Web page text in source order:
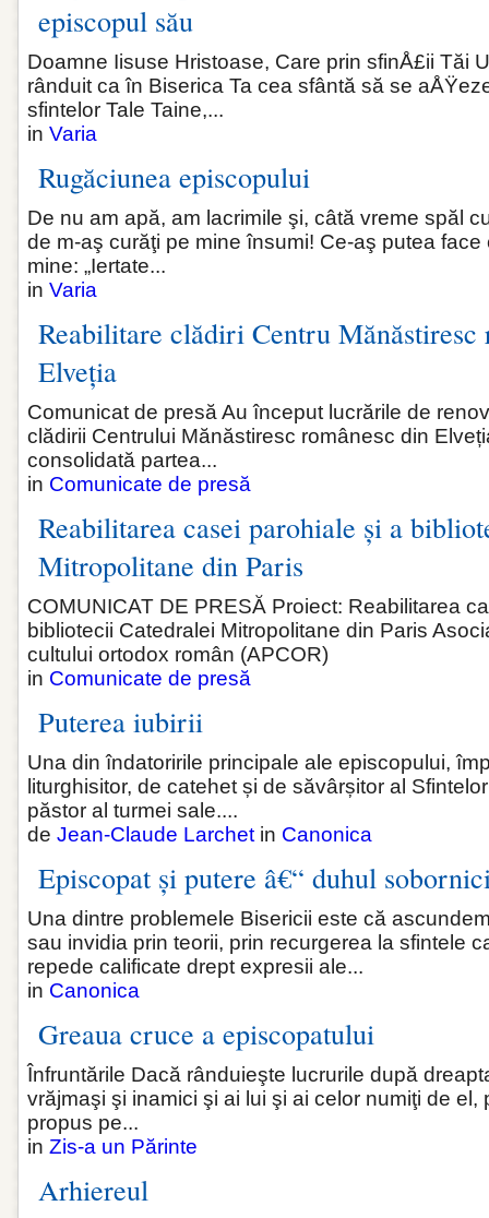
episcopul său
Doamne Iisuse Hristoase, Care prin sfinÅ£ii Tăi
rânduit ca în Biserica Ta cea sfântă să se
sfintelor Tale Taine,...
in Varia
Rugăciunea episcopului
De nu am apă, am lacrimile şi, câtă vreme spăl
de m-aş curăţi pe mine însumi! Ce‑aş putea
mine: „Iertate...
in Varia
Reabilitare clădiri Centru Mănăstiresc
Elveția
Comunicat de presă Au început lucrările de
clădirii Centrului Mănăstiresc românesc din
consolidată partea...
in Comunicate de presă
Reabilitarea casei parohiale și a
Mitropolitane din Paris
COMUNICAT DE PRESĂ Proiect: Reabilitarea
bibliotecii Catedralei Mitropolitane din Paris
cultului ortodox român (APCOR)
in Comunicate de presă
Puterea iubirii
Una din îndatoririle principale ale episcopului,
liturghisitor, de catehet și de săvârșitor al
păstor al turmei sale....
de Jean-Claude Larchet in Canonica
Episcopat și putere â€“ duhul
Una dintre problemele Bisericii este că
sau invidia prin teorii, prin recurgerea la sfintele
repede calificate drept expresii ale...
in Canonica
Greaua cruce a episcopatului
Înfruntările Dacă rânduieşte lucrurile după
vrăjmaşi şi inamici şi ai lui şi ai celor numiţi de el,
propus pe...
in Zis-a un Părinte
Arhiereul